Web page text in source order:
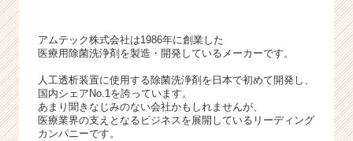
就
サ
イ
ト
アムテック株式会社は1986年に創業した
医療用除菌洗浄剤を製造・開発しているメーカーです。
人工透析装置に使用する除菌洗浄剤を日本で初めて開発し、
国内シェアNo.1を誇っています。
あまり聞きなじみのない会社かもしれませんが、
医療業界の支えとなるビジネスを展開しているリーディング
カンパニーです。